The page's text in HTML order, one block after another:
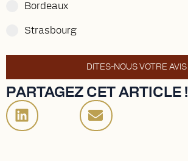
Bordeaux
Strasbourg
DITES-NOUS VOTRE AVIS
PARTAGEZ CET ARTICLE !